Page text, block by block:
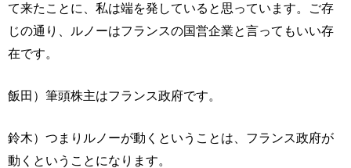
て来たことに、私は端を発していると思っています。ご存
じの通り、ルノーはフランスの国営企業と言ってもいい存
在です。
飯田）筆頭株主はフランス政府です。
鈴木）つまりルノーが動くということは、フランス政府が
動くということになります。